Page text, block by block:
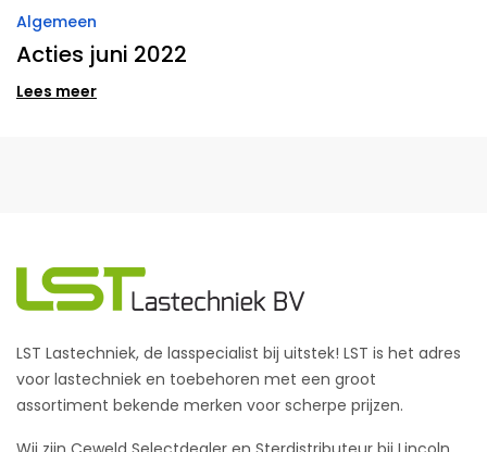
Algemeen
Acties juni 2022
Lees meer
LST Lastechniek, de lasspecialist bij uitstek! LST is het adres
voor lastechniek en toebehoren met een groot
assortiment bekende merken voor scherpe prijzen.